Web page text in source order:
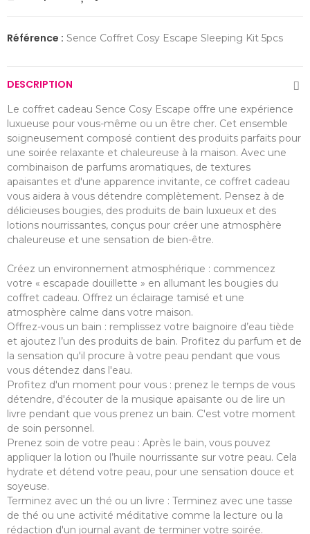
Référence : Sence Coffret Cosy Escape Sleeping Kit 5pcs
DESCRIPTION
Le coffret cadeau Sence Cosy Escape offre une expérience
luxueuse pour vous-même ou un être cher. Cet ensemble
soigneusement composé contient des produits parfaits pour
une soirée relaxante et chaleureuse à la maison. Avec une
combinaison de parfums aromatiques, de textures
apaisantes et d'une apparence invitante, ce coffret cadeau
vous aidera à vous détendre complètement. Pensez à de
délicieuses bougies, des produits de bain luxueux et des
lotions nourrissantes, conçus pour créer une atmosphère
chaleureuse et une sensation de bien-être.
Créez un environnement atmosphérique : commencez
votre « escapade douillette » en allumant les bougies du
coffret cadeau. Offrez un éclairage tamisé et une
atmosphère calme dans votre maison.
Offrez-vous un bain : remplissez votre baignoire d’eau tiède
et ajoutez l’un des produits de bain. Profitez du parfum et de
la sensation qu'il procure à votre peau pendant que vous
vous détendez dans l'eau.
Profitez d'un moment pour vous : prenez le temps de vous
détendre, d'écouter de la musique apaisante ou de lire un
livre pendant que vous prenez un bain. C'est votre moment
de soin personnel.
Prenez soin de votre peau : Après le bain, vous pouvez
appliquer la lotion ou l’huile nourrissante sur votre peau. Cela
hydrate et détend votre peau, pour une sensation douce et
soyeuse.
Terminez avec un thé ou un livre : Terminez avec une tasse
de thé ou une activité méditative comme la lecture ou la
rédaction d'un journal avant de terminer votre soirée.